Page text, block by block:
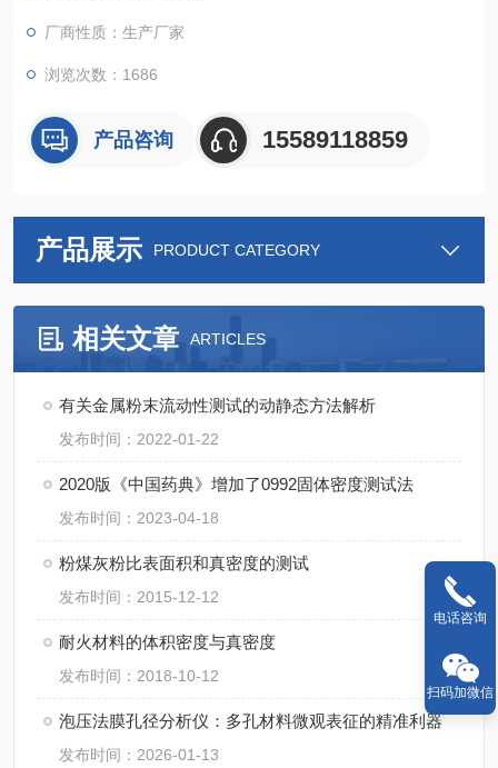
厂商性质：生产厂家
浏览次数：1686
产品咨询 15589118859
产品展示 PRODUCT CATEGORY
相关文章 ARTICLES
有关金属粉末流动性测试的动静态方法解析
发布时间：2022-01-22
2020版《中国药典》增加了0992固体密度测试法
发布时间：2023-04-18
粉煤灰粉比表面积和真密度的测试
发布时间：2015-12-12
耐火材料的体积密度与真密度
发布时间：2018-10-12
泡压法膜孔径分析仪：多孔材料微观表征的精准利器
发布时间：2026-01-13
电话咨询
扫码加微信